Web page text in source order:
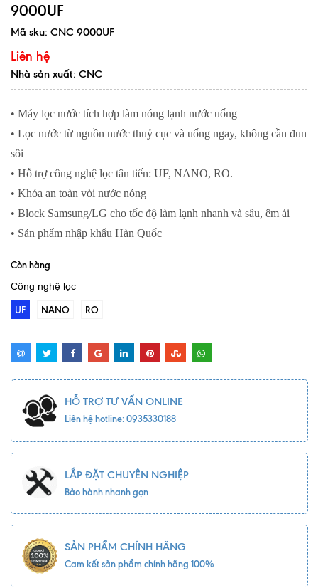
9000UF
Mã sku: CNC 9000UF
Liên hệ
Nhà sản xuất: CNC
• Máy lọc nước tích hợp làm nóng lạnh nước uống
• Lọc nước từ nguồn nước thuỷ cục và uống ngay, không cần đun
sôi
• Hỗ trợ công nghệ lọc tân tiến: UF, NANO, RO.
• Khóa an toàn vòi nước nóng
• Block Samsung/LG cho tốc độ làm lạnh nhanh và sâu, êm ái
• Sản phẩm nhập khẩu Hàn Quốc
Còn hàng
Công nghệ lọc
UF NANO RO
HỖ TRỢ TƯ VẤN ONLINE
Liên hệ hotline: 0935330188
LẮP ĐẶT CHUYÊN NGHIỆP
Bảo hành nhanh gọn
SẢN PHẨM CHÍNH HÃNG
Cam kết sản phẩm chính hãng 100%